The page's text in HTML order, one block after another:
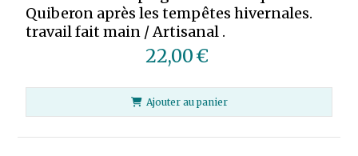
Quiberon après les tempêtes hivernales.
travail fait main / Artisanal .
22,00€
Ajouter au panier